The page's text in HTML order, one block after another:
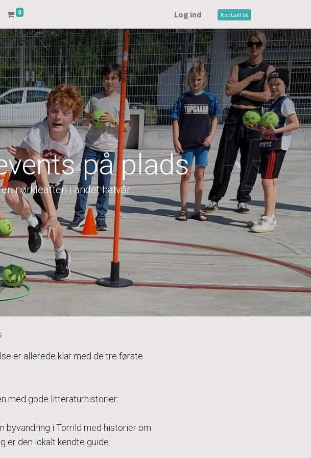
0 Log ind Kontakt os
på plads
nørkleaften i andet halvår
er allerede klar med de tre første
med gode litteraturhistorier:
byvandring i Torrild med historier om
er den lokalt kendte guide.